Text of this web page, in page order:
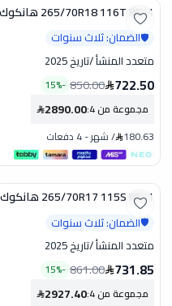
تخفيض 265/70R18 116T RF11 هانكوك
🛡️الضمان: ثلاث سنوات
متعدد المنشأ/تاريخ 2025
722.50
850.00
-
15%
مجموعة من 4 :
2890.00
180.63
/شهر-4 دفعات
تخفيض 265/70R17 115S RF11 هانكوك
🛡️الضمان: ثلاث سنوات
متعدد المنشأ/تاريخ 2025
731.85
861.00
-
15%
مجموعة من 4 :
2927.40